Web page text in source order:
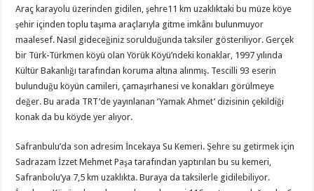
Araç karayolu üzerinden gidilen, şehre11 km uzaklıktaki bu müze köye
şehir içinden toplu taşıma araçlarıyla gitme imkânı bulunmuyor
maalesef. Nasıl gideceğiniz sorulduğunda taksiler gösteriliyor. Gerçek
bir Türk-Türkmen köyü olan Yörük Köyü’ndeki konaklar, 1997 yılında
Kültür Bakanlığı tarafından koruma altına alınmış. Tescilli 93 eserin
bulunduğu köyün camileri, çamaşırhanesi ve konakları görülmeye
değer. Bu arada TRT’de yayınlanan ‘Yamak Ahmet’ dizisinin çekildiği
konak da bu köyde yer alıyor.
Safranbulu’da son adresim İncekaya Su Kemeri. Şehre su getirmek için
Sadrazam İzzet Mehmet Paşa tarafından yaptırılan bu su kemeri,
Safranbolu’ya 7,5 km uzaklıkta. Buraya da taksilerle gidilebiliyor.